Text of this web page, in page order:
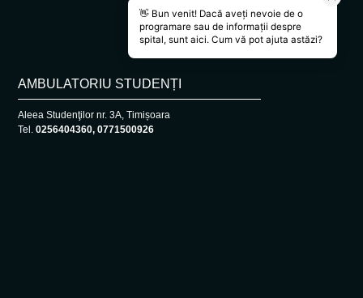
AMBULATORIU STUDENȚI
Aleea Studenţilor nr. 3A, Timișoara
Tel.0256404360, 0771500926